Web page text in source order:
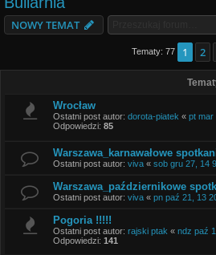
NOWY TEMAT
Tematy: 77 1 2
Wrocław
Ostatni post autor: dorota-piatek « pt mar
Odpowiedzi: 85
Warszawa_karnawałowe
Ostatni post autor: viva « sob gru 27, 14
Warszawa_październikowe
Ostatni post autor: viva « pn paź 21, 13
Pogoria !!!!!
Ostatni post autor: rajski ptak « ndz paź
Odpowiedzi: 141